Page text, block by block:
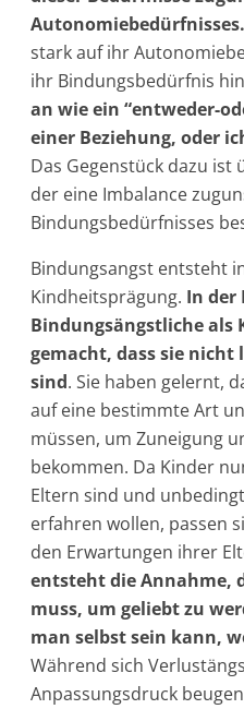
Autonomiebedürfnisses.
stark auf ihr
ihr Bindungsbedürfnis
an wie ein “entweder-
einer Beziehung, oder
Das Gegenstück dazu ist
der eine Imbalance
Bindungsbedürfnisses
Bindungsangst entsteht
Kindheitsprägung. In der
Bindungsängstliche als
gemacht, dass sie nicht
sind. Sie haben gelernt,
auf eine bestimmte Art
müssen, um Zuneigung
bekommen. Da Kinder
Eltern sind und
erfahren wollen, passen
den Erwartungen ihrer
entsteht die Annahme,
muss, um geliebt zu
man selbst sein kann,
Während sich
Anpassungsdruck